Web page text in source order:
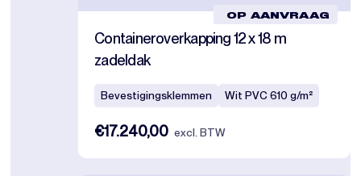
OP AANVRAAG
Containeroverkapping 12 x 18 m
zadeldak
Bevestigingsklemmen Wit PVC 610 g/m²
€17.240,00 excl. BTW